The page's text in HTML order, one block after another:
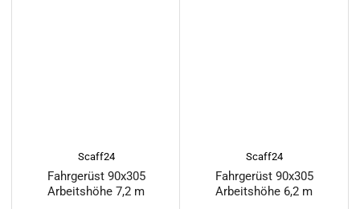
Scaff24
Fahrgerüst 90x305
Arbeitshöhe 7,2 m
Scaff24
Fahrgerüst 90x305
Arbeitshöhe 6,2 m